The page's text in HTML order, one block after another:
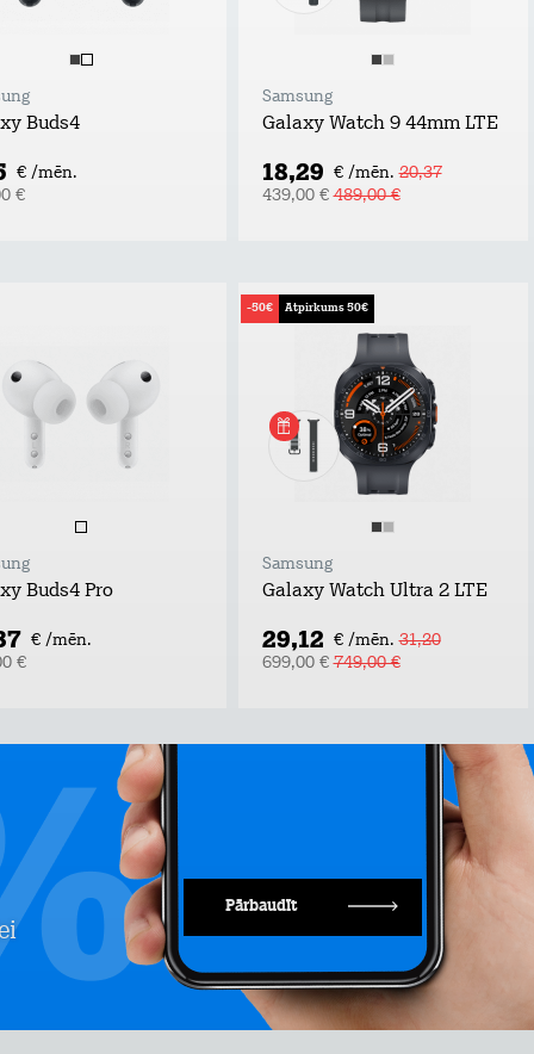
Buds4
€ /mēn.
€
Samsung
Galaxy Watch 9 44mm LTE
18,29 € /mēn. 20,37
439,00 €489,00 €
Buds4 Pro
€ /mēn.
€
-50€ Atpirkums 50€
Samsung
Galaxy Watch Ultra 2 LTE
29,12 € /mēn. 31,20
699,00 €749,00 €
Pārbaudīt